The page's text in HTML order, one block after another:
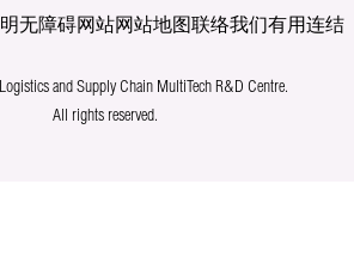
无障碍网站网站地图联络我们有用连结
and Supply Chain MultiTech R&D Centre.
All rights reserved.